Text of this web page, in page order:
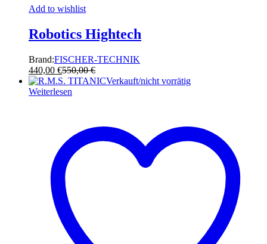
Add to wishlist
Robotics Hightech
Brand:FISCHER-TECHNIK
440,00 €550,00€
Verkauft/nicht vorrätig
Weiterlesen